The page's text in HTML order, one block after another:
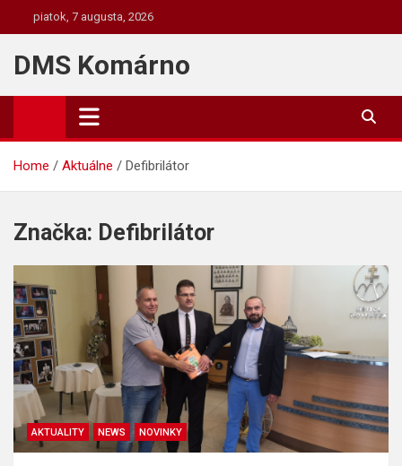
to
content
piatok, 7 augusta, 2026
DMS Komárno
Home Aktuálne Defibrilátor
Značka: Defibrilátor
AKTUALITY NEWS NOVINKY